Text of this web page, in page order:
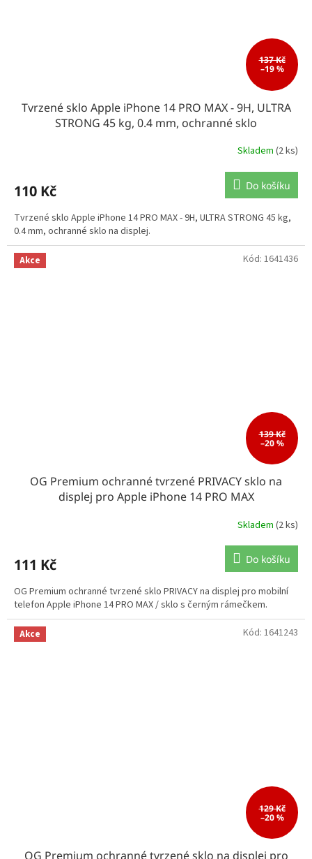
137 Kč
–19 %
Tvrzené sklo Apple iPhone 14 PRO MAX - 9H, ULTRA
STRONG 45 kg, 0.4 mm, ochranné sklo
Skladem (2 ks)
110 Kč Do košíku
Tvrzené sklo Apple iPhone 14 PRO MAX - 9H, ULTRA STRONG 45 kg,
0.4 mm, ochranné sklo na displej.
Akce
139 Kč
–20 %
OG Premium ochranné tvrzené PRIVACY sklo na
displej pro Apple iPhone 14 PRO MAX
Skladem (2 ks)
111 Kč Do košíku
OG Premium ochranné tvrzené sklo PRIVACY na displej pro mobilní
telefon Apple iPhone 14 PRO MAX / sklo s černým rámečkem.
Kód: 1641436
Akce
129 Kč
–20 %
OG Premium ochranné tvrzené sklo na displej pro
Kód: 1641243